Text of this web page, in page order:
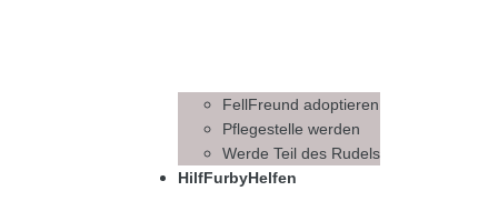
FellFreund adoptieren
Pflegestelle werden
Werde Teil des Rudels
HilfFurbyHelfen